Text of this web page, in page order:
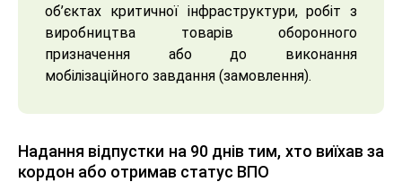
об’єктах критичної інфраструктури, робіт з
виробництва товарів оборонного
призначення або до виконання
мобілізаційного завдання (замовлення).
Надання відпустки на 90 днів тим, хто виїхав за
кордон або отримав статус ВПО